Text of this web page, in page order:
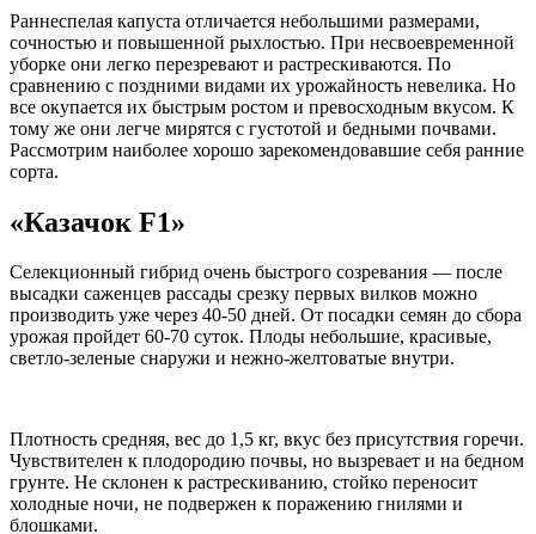
Раннеспелая капуста отличается небольшими размерами,
сочностью и повышенной рыхлостью. При несвоевременной
уборке они легко перезревают и растрескиваются. По
сравнению с поздними видами их урожайность невелика. Но
все окупается их быстрым ростом и превосходным вкусом. К
тому же они легче мирятся с густотой и бедными почвами.
Рассмотрим наиболее хорошо зарекомендовавшие себя ранние
сорта.
«Казачок F1»
Селекционный гибрид очень быстрого созревания — после
высадки саженцев рассады срезку первых вилков можно
производить уже через 40-50 дней. От посадки семян до сбора
урожая пройдет 60-70 суток. Плоды небольшие, красивые,
светло-зеленые снаружи и нежно-желтоватые внутри.
Плотность средняя, вес до 1,5 кг, вкус без присутствия горечи.
Чувствителен к плодородию почвы, но вызревает и на бедном
грунте. Не склонен к растрескиванию, стойко переносит
холодные ночи, не подвержен к поражению гнилями и
блошками.